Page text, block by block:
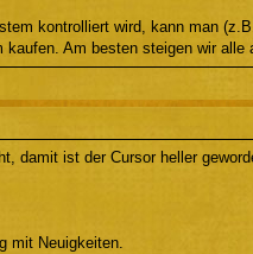
kontrolliert wird, kann man
Am besten steigen wir alle
damit ist der Cursor heller
mit Neuigkeiten.